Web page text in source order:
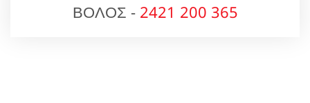
ΒΟΛΟΣ - 2421 200 365